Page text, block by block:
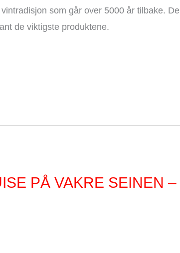
som går over 5000 år tilbake. De
de viktigste produktene.
PÅ VAKRE SEINEN –